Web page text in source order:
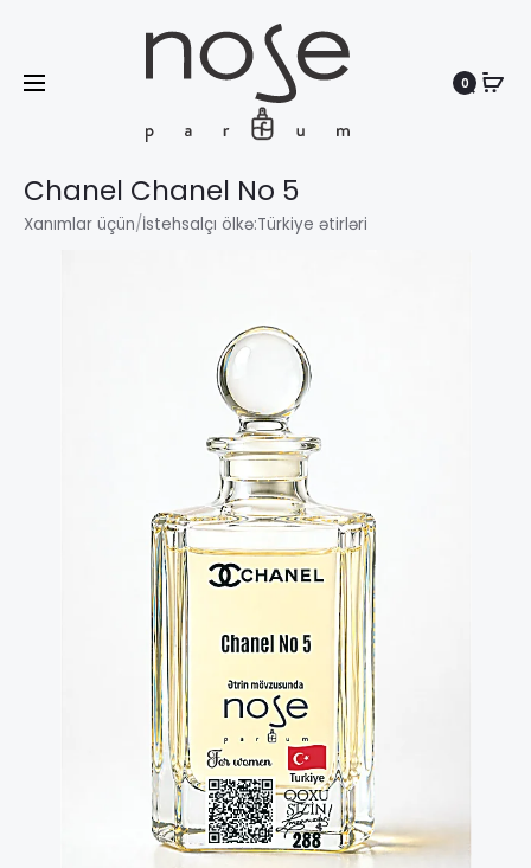
Search
0
Chanel Chanel No 5
Xanımlar üçün/İstehsalçı ölkə:Türkiye ətirləri